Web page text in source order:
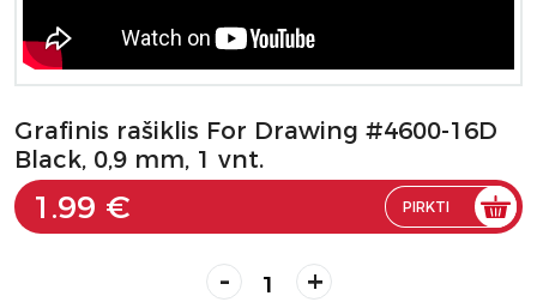
Grafinis rašiklis For Drawing #4600-16D
Black, 0,9 mm, 1 vnt.
1.99 € PIRKTI
- +